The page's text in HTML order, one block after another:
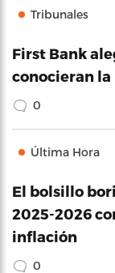
Tribunales
First Bank
conocieran
0
Última Hora
El bolsillo
2025-2026
inflación
0